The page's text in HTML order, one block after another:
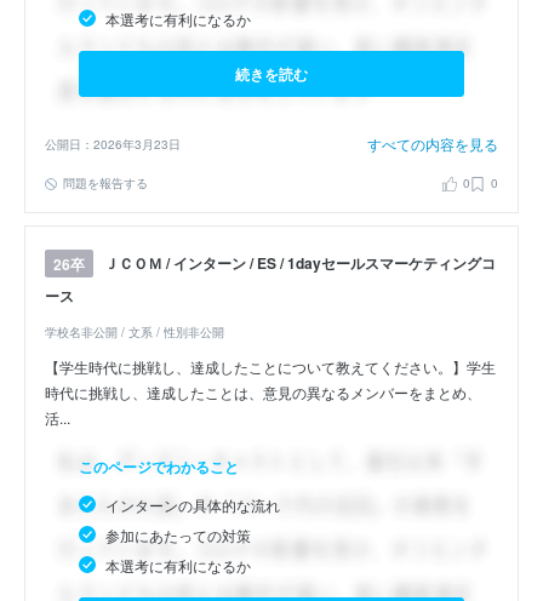
本選考に有利になるか
続きを読む
公開日：2026年3月23日 すべての内容を見る
問題を報告する 0 0
26卒
ＪＣＯＭ / インターン / ES / 1dayセールスマーケティングコ
ース
学校名非公開 / 文系 / 性別非公開
【学生時代に挑戦し、達成したことについて教えてください。】学生
時代に挑戦し、達成したことは、意見の異なるメンバーをまとめ、
活...
このページでわかること
インターンの具体的な流れ
参加にあたっての対策
本選考に有利になるか